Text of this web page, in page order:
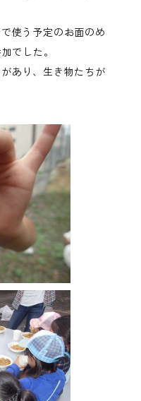
使う予定のお面のめ
でした。
あり、生き物たちが